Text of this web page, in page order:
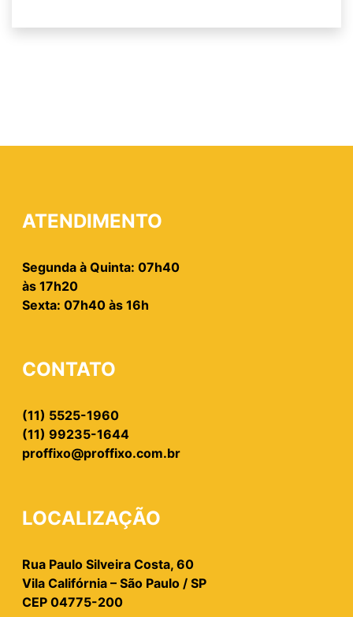
ATENDIMENTO
Segunda à Quinta: 07h40
às 17h20
Sexta: 07h40 às 16h
CONTATO
(11) 5525-1960
(11) 99235-1644
proffixo@proffixo.com.br
LOCALIZAÇÃO
Rua Paulo Silveira Costa, 60
Vila Califórnia – São Paulo / SP
CEP 04775-200